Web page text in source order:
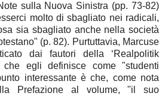
sulla Nuova Sinistra (pp. 73-82)
molto di sbagliato nei radicali,
sia sbagliato anche nella società
(p. 82). Purtuttavia, Marcuse
dai fautori della ‘Realpolitik
che egli definisce come "studenti
interessante è che, come nota
Prefazione al volume, "il suo